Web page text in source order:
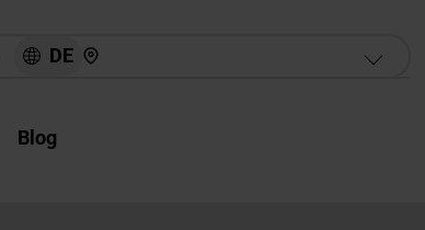
DE Hier finden Sie uns
Blog